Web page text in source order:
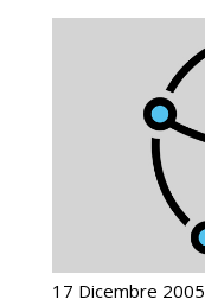
17 Dicembre 2005